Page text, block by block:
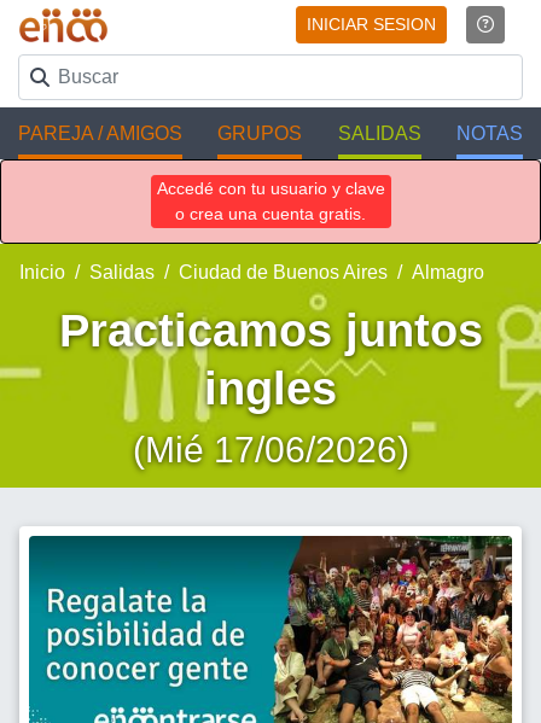
INICIAR SESION
PAREJA / AMIGOS GRUPOS SALIDAS NOTAS
Accedé con tu usuario y clave
o crea una cuenta gratis.
Inicio Salidas Ciudad de Buenos Aires Almagro
Practicamos juntos
ingles
(Mié 17/06/2026)